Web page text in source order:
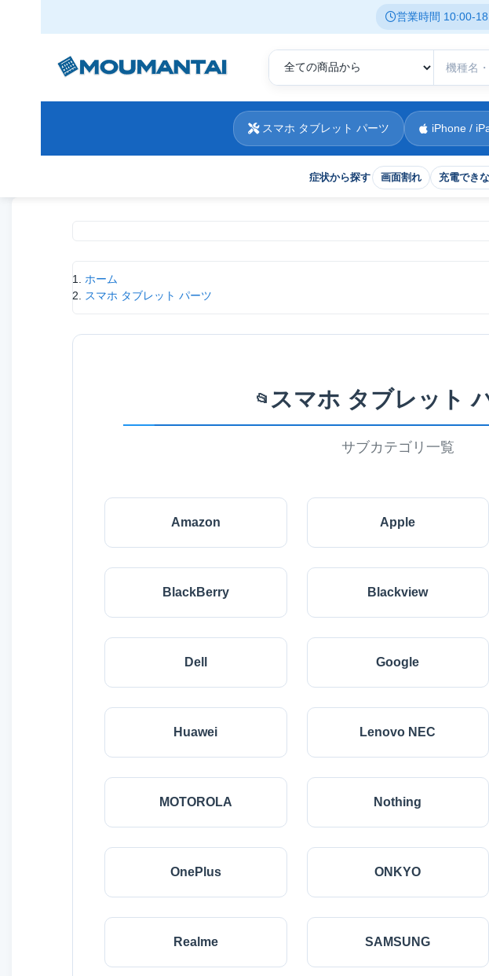
営業時間 10:00-
症状から探す 画面割れ 充電でき
スマホ タブレット パーツ iPhone /
現在位置
ホーム
スマホ タブレット パーツ
📂 スマホ タブレット
サブカテゴリ一覧
Amazon Apple
BlackBerry Blackview
Dell Google
Huawei Lenovo NEC
MOTOROLA Nothing
OnePlus ONKYO
Realme SAMSUNG